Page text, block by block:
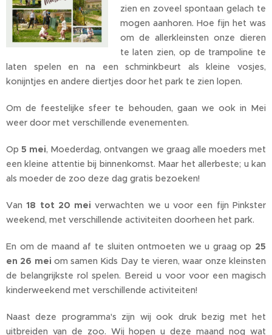
zien en zoveel spontaan gelach te
mogen aanhoren. Hoe fijn het was
om de allerkleinsten onze dieren
te laten zien, op de trampoline te
laten spelen en na een schminkbeurt als kleine vosjes,
konijntjes en andere diertjes door het park te zien lopen.
Om de feestelijke sfeer te behouden, gaan we ook in Mei
weer door met verschillende evenementen.
Op5 mei, Moederdag, ontvangen we graag alle moeders met
een kleine attentie bij binnenkomst. Maar het allerbeste; u kan
als moeder de zoo deze dag gratis bezoeken!
Van 18 tot 20 mei verwachten we u voor een fijn Pinkster
weekend, met verschillende activiteiten doorheen het park.
En om de maand af te sluiten ontmoeten we u graag op 25
en 26 mei om samen Kids Day te vieren, waar onze kleinsten
de belangrijkste rol spelen. Bereid u voor voor een magisch
kinderweekend met verschillende activiteiten!
Naast deze programma's zijn wij ook druk bezig met het
uitbreiden van de zoo. Wij hopen u deze maand nog wat